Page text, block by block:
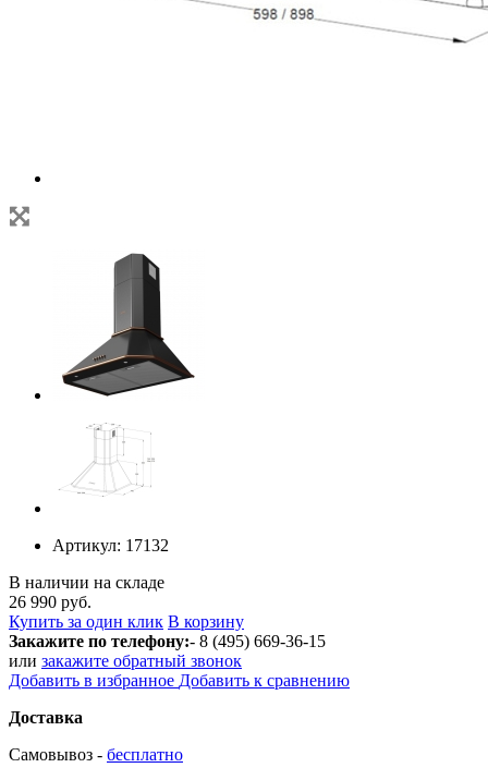
Артикул: 17132
В наличии на складе
26 990 руб.
Купить за один клик В корзину
Закажите по телефону:- 8 (495) 669-36-15
или закажите обратный звонок
Добавить в избранное Добавить к сравнению
Доставка
Самовывоз - бесплатно